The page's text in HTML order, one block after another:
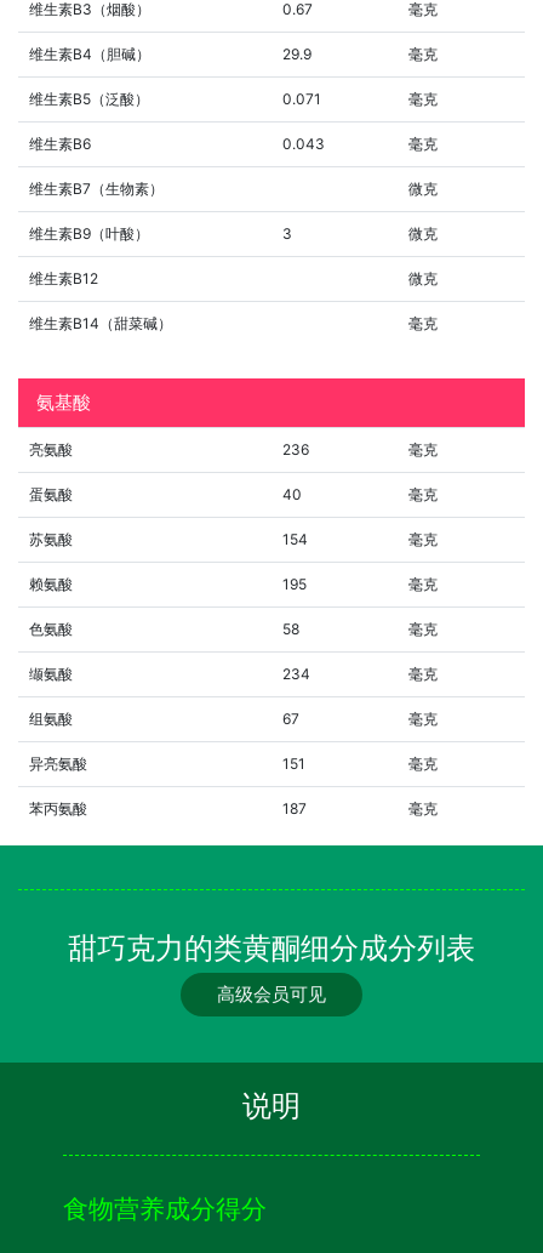
维生素B3（烟酸） 0.67 毫克
维生素B4（胆碱） 29.9 毫克
维生素B5（泛酸） 0.071 毫克
维生素B6 0.043 毫克
维生素B7（生物素） 微克
维生素B9（叶酸） 3 微克
维生素B12 微克
维生素B14（甜菜碱） 毫克
氨基酸
亮氨酸 236 毫克
蛋氨酸 40 毫克
苏氨酸 154 毫克
赖氨酸 195 毫克
色氨酸 58 毫克
缬氨酸 234 毫克
组氨酸 67 毫克
异亮氨酸 151 毫克
苯丙氨酸 187 毫克
甜巧克力的类黄酮细分成分列表
高级会员可见
说明
食物营养成分得分